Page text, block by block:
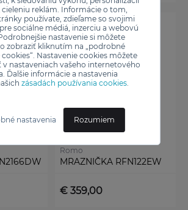
cieleniu reklám. Informácie o tom,
používate, zdieľame so svojimi
sociálne médiá, inzerciu a webovú
nastavenie si môžete
zobraziť kliknutím na „podrobné
Nastavenie cookies môžete
v nastaveniach vašeho internetového
Ďalšie informácie a nastavenia
zásadách používania cookies.
nastavenia Rozumiem
Romo
MRAZNIČKA RFN122EW
€ 359,00